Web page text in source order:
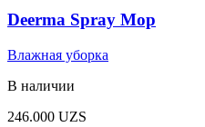
Deerma Spray Mop
Влажная уборка
В наличии
246.000 UZS